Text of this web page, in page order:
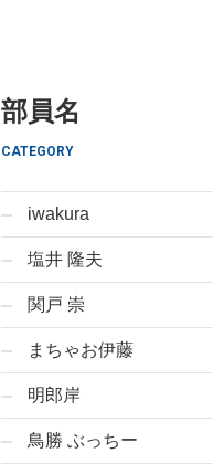
部員名
CATEGORY
iwakura
塩井 隆夫
関戸 崇
まちゃお伊藤
明郎岸
鳥勝 ぶっちー